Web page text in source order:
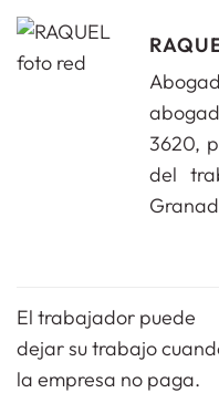
3620,
del
El trabajador puede
dejar su trabajo
la empresa no paga.